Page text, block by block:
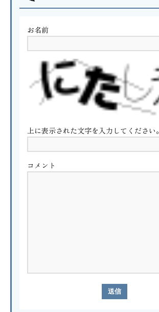
お名前
上に表示された文字を入力してください。
コメント